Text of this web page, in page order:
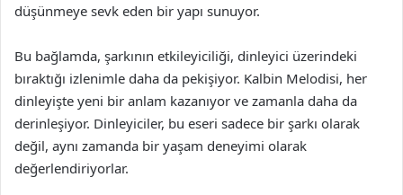
düşünmeye sevk eden bir yapı sunuyor.
Bu bağlamda, şarkının etkileyiciliği, dinleyici üzerindeki
bıraktığı izlenimle daha da pekişiyor. Kalbin Melodisi, her
dinleyişte yeni bir anlam kazanıyor ve zamanla daha da
derinleşiyor. Dinleyiciler, bu eseri sadece bir şarkı olarak
değil, aynı zamanda bir yaşam deneyimi olarak
değerlendiriyorlar.